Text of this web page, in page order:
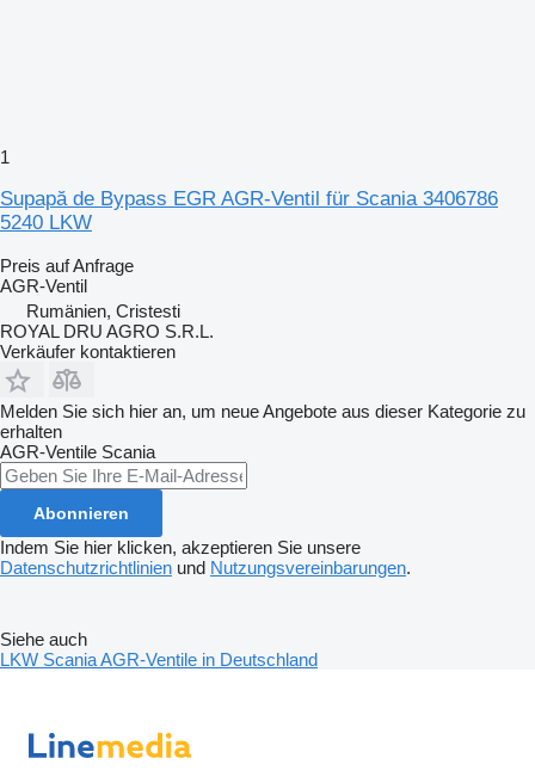
1
Supapă de Bypass EGR AGR-Ventil für Scania 3406786
5240 LKW
Preis auf Anfrage
AGR-Ventil
Rumänien, Cristesti
ROYAL DRU AGRO S.R.L.
Verkäufer kontaktieren
Melden Sie sich hier an, um neue Angebote aus dieser Kategorie zu
erhalten
AGR-Ventile Scania
Abonnieren
Indem Sie hier klicken, akzeptieren Sie unsere
Datenschutzrichtlinien und Nutzungsvereinbarungen.
Siehe auch
LKW Scania AGR-Ventile in Deutschland